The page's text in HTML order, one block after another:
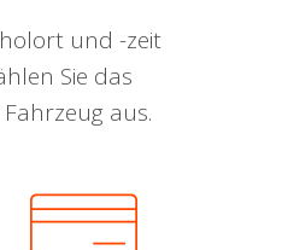
und -zeit
Sie das
aus.